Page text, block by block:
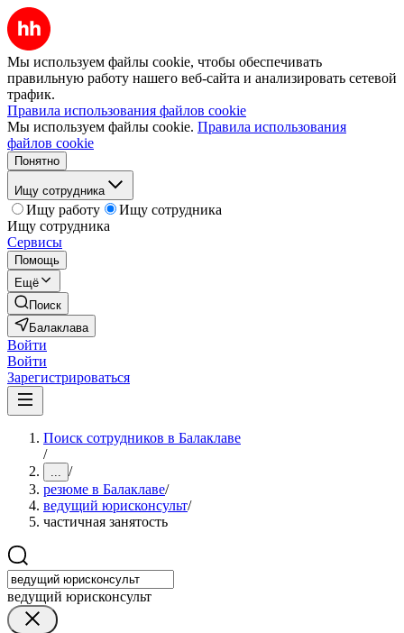
Мы используем файлы cookie, чтобы обеспечивать
правильную работу нашего веб-сайта и анализировать сетевой
трафик.
Правила использования файлов cookie
Мы используем файлы cookie. Правила использования
файлов cookie
Понятно
Ищу сотрудника
Ищу работу
Ищу сотрудника
Ищу сотрудника
Сервисы
Помощь
Ещё
Поиск
Балаклава
Войти
Войти
Зарегистрироваться
Поиск сотрудников в Балаклаве
/
... /
резюме в Балаклаве/
ведущий юрисконсульт/
частичная занятость
ведущий юрисконсульт